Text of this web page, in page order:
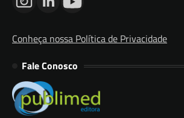
Conheça nossa Política de Privacidade
Fale Conosco